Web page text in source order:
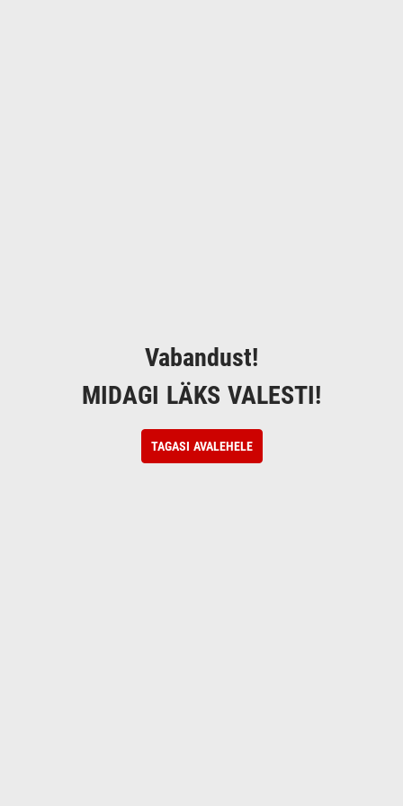
Vabandust!
MIDAGI LÄKS VALESTI!
TAGASI AVALEHELE